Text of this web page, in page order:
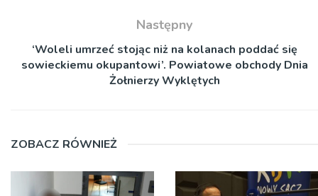
Następny
‘Woleli umrzeć stojąc niż na kolanach poddać się
sowieckiemu okupantowi’. Powiatowe obchody Dnia
Żołnierzy Wyklętych
ZOBACZ RÓWNIEŻ